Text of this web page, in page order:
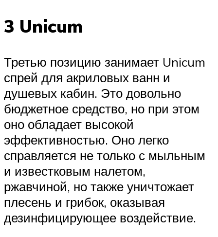
3 Unicum
Третью позицию занимает Unicum
спрей для акриловых ванн и
душевых кабин. Это довольно
бюджетное средство, но при этом
оно обладает высокой
эффективностью. Оно легко
справляется не только с мыльным
и известковым налетом,
ржавчиной, но также уничтожает
плесень и грибок, оказывая
дезинфицирующее воздействие.